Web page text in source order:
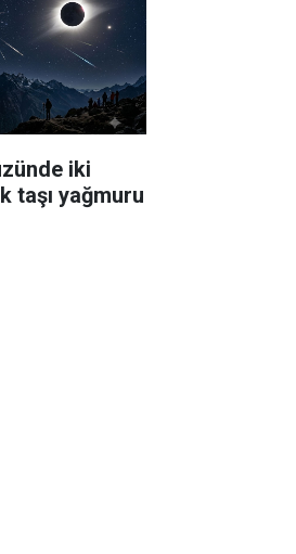
iki
taşı yağmuru